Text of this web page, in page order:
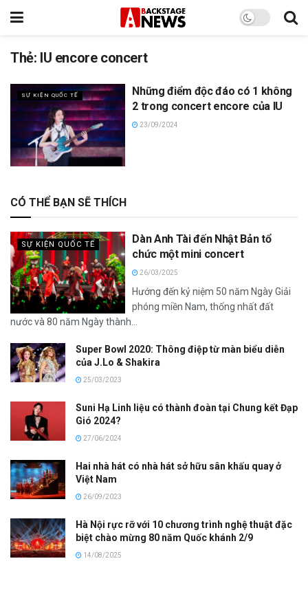
Thẻ: IU encore concert
SỰ KIỆN QUỐC TẾ
Những điểm độc đáo có 1 không
2 trong concert encore của IU
23/09/2024
CÓ THỂ BẠN SẼ THÍCH
SỰ KIỆN QUỐC TẾ
Dàn Anh Tài đến Nhật Bản tổ
chức một mini concert
26/03/2025
Hướng đến kỷ niệm 50 năm Ngày Giải
phóng miền Nam, thống nhất đất
nước và 80 năm Ngày thành...
Super Bowl 2020: Thông điệp từ màn biểu diễn
của J.Lo & Shakira
25/03/2023
Suni Hạ Linh liệu có thành đoàn tại Chung kết Đạp
Gió 2024?
27/06/2024
Hai nhà hát có nhà hát sở hữu sân khấu quay ở
Việt Nam
26/09/2023
Hà Nội rực rỡ với 10 chương trình nghệ thuật đặc
biệt chào mừng 80 năm Quốc khánh 2/9
14/08/2025